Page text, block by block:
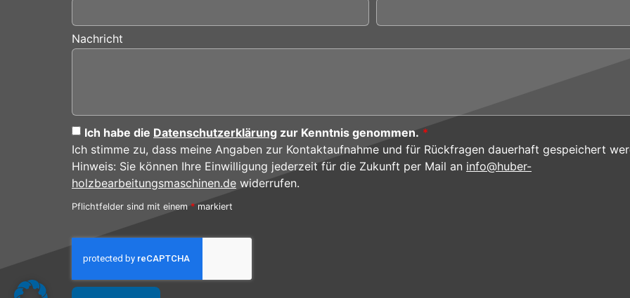
Nachricht
Ich habe die Datenschutzerklärung zur Kenntnis genommen. *
Ich stimme zu, dass meine Angaben zur Kontaktaufnahme und für Rückfragen dauerhaft gespeichert
Hinweis: Sie können Ihre Einwilligung jederzeit für die Zukunft per Mail an info@huber-
holzbearbeitungsmaschinen.de widerrufen.
Pflichtfelder sind mit einem * markiert